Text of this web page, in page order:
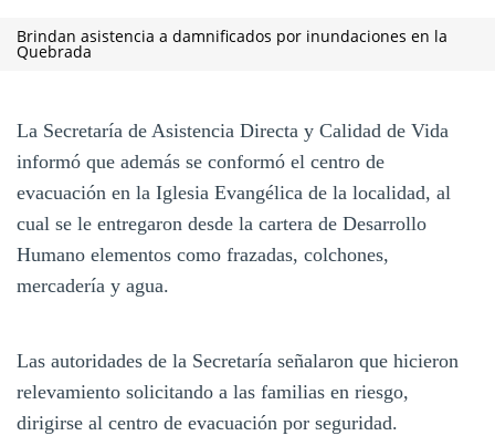
Brindan asistencia a damnificados por inundaciones en la
Quebrada
La Secretaría de Asistencia Directa y Calidad de Vida
informó que además se conformó el centro de
evacuación en la Iglesia Evangélica de la localidad, al
cual se le entregaron desde la cartera de Desarrollo
Humano elementos como frazadas, colchones,
mercadería y agua.
Las autoridades de la Secretaría señalaron que hicieron
relevamiento solicitando a las familias en riesgo,
dirigirse al centro de evacuación por seguridad.